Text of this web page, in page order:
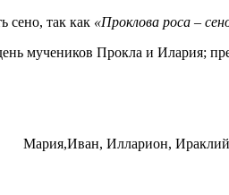
сено, так как «Проклова роса –
мучеников Прокла и
Мария,Иван, Илларион,